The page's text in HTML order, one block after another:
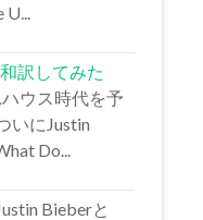
訳してみた
ウス時代を予
いにJustin
Do...
Bieberと